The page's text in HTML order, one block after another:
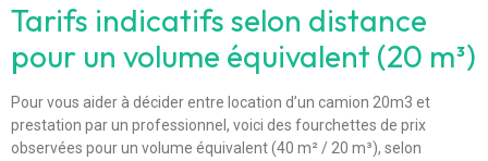
Tarifs indicatifs selon distance
pour un volume équivalent (20 m³)
Pour vous aider à décider entre location d’un camion 20m3 et
prestation par un professionnel, voici des fourchettes de prix
observées pour un volume équivalent (40 m² / 20 m³), selon